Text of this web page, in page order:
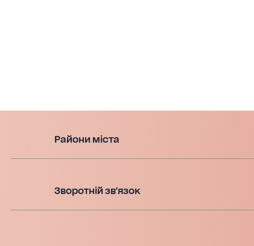
Райони міста
Зворотній зв'язок